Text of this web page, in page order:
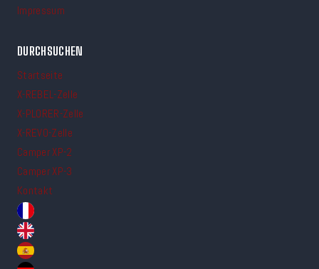
Impressum
DURCHSUCHEN
Startseite
X-REBEL-Zelle
X-PLORER-Zelle
X-REVO-Zelle
Camper XP-2
Camper XP-3
Kontakt